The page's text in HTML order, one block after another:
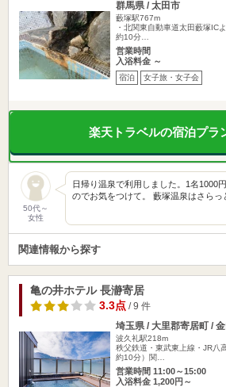
群馬県 / 太田市
藪塚駅767m
・北関東自動車道太田藪塚IC
約10分…
営業時間
入浴料金 ～
宿泊 女子旅・女子会
楽天トラベルの宿泊プラ
50代～
女性
日帰り温泉で利用しました。1名1000
のでお気をつけて。 藪塚温泉はさらっ
関連情報から探す
亀の井ホテル 長瀞寄居
3.3点/ 9 件
埼玉県 / 大里郡寄居町 /
波久礼駅218m
秩父鉄道・東武東上線・JR八
約10分）関…
営業時間 11:00～15:00
入浴料金 1,200円～